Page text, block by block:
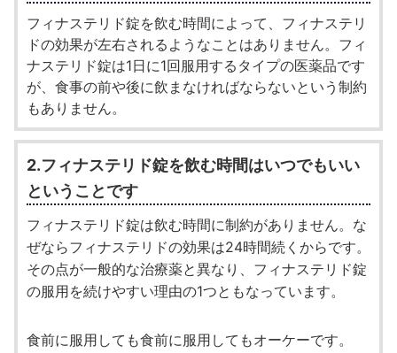
フィナステリド錠を飲む時間によって、フィナステリ
ドの効果が左右されるようなことはありません。フィ
ナステリド錠は1日に1回服用するタイプの医薬品です
が、食事の前や後に飲まなければならないという制約
もありません。
2.フィナステリド錠を飲む時間はいつでもいい
ということです
フィナステリド錠は飲む時間に制約がありません。な
ぜならフィナステリドの効果は24時間続くからです。
その点が一般的な治療薬と異なり、フィナステリド錠
の服用を続けやすい理由の1つともなっています。
食前に服用しても食前に服用してもオーケーです。